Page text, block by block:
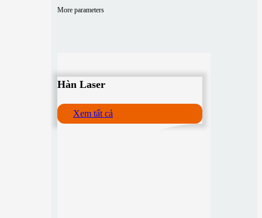
More parameters
Hàn Laser
Xem tất cả